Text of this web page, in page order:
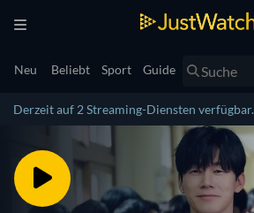
Neu Beliebt Sport Guide
Derzeit auf 2 Streaming-Diensten verfügbar.